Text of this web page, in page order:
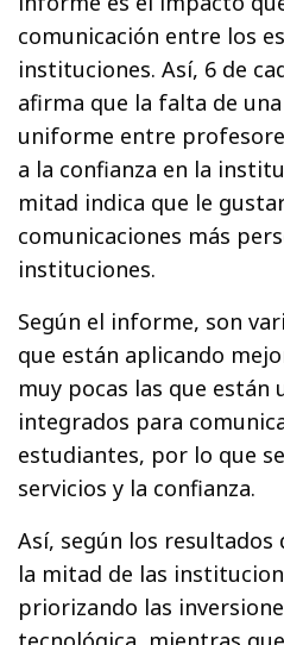
comunicación entre los
instituciones. Así, 6 de
afirma que la falta de
uniforme entre
a la confianza en la
mitad indica que le
comunicaciones más
instituciones.
Según el informe, son
que están aplicando
muy pocas las que están
integrados para
estudiantes, por lo que
servicios y la confianza.
Así, según los resultados
la mitad de las
priorizando las